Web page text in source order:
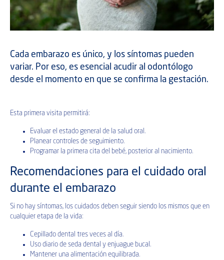
Cada embarazo es único, y los síntomas pueden
variar. Por eso, es esencial acudir al odontólogo
desde el momento en que se confirma la gestación.
Esta primera visita permitirá:
Evaluar el estado general de la salud oral.
Planear controles de seguimiento.
Programar la primera cita del bebé, posterior al nacimiento.
Recomendaciones para el cuidado oral
durante el embarazo
Si no hay síntomas, los cuidados deben seguir siendo los mismos que en
cualquier etapa de la vida:
Cepillado dental tres veces al día.
Uso diario de seda dental y enjuague bucal.
Mantener una alimentación equilibrada.